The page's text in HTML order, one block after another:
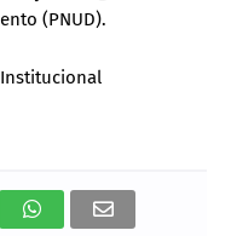
(PNUD).
Institucional